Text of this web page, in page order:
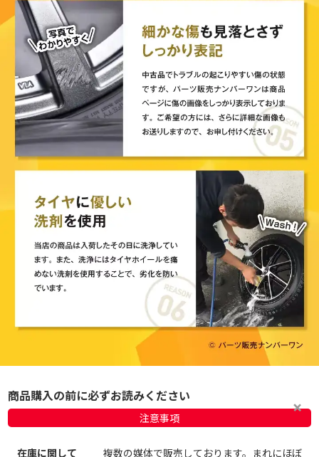
商品購入の前に必ずお読みください
注意事項
在庫に関して
複数の媒体で販売しております。まれにほぼ